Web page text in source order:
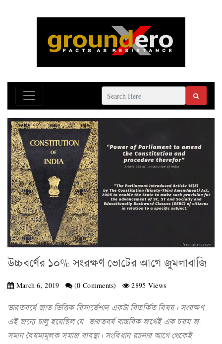
উচ্চবর্ণের ১০% সংরক্ষণ ভোটের আগে জুমলাবাজি
March 6, 2019 (0 Comments) 2895 Views
ভারতবর্ষে জাত ভিত্তিক রিসার্ভেশান একটা বিতর্কিত বিষয়। সংরক্ষণ
এই জন্যে চালু হয়েছিল যে ভারতবর্ষ বাস্তবিক অর্থেই এক চরম অ-
সমান বৈষম্যমূলক সমাজ ব্যবস্থা। সংবিধান রচনার আগে থেকেই